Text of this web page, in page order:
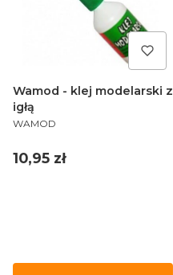
Wamod - klej modelarski z
igłą
PRODUCENT
WAMOD
Cena
10,95 zł